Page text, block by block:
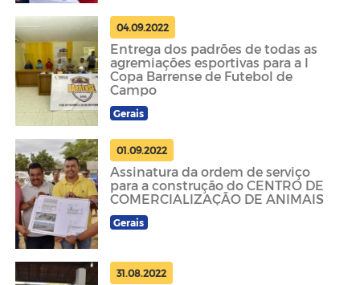
04.09.2022
Entrega dos padrões de todas as
agremiações esportivas para a I
Copa Barrense de Futebol de
Campo
Gerais
01.09.2022
Assinatura da ordem de serviço
para a construção do CENTRO DE
COMERCIALIZAÇÃO DE ANIMAIS
Gerais
31.08.2022